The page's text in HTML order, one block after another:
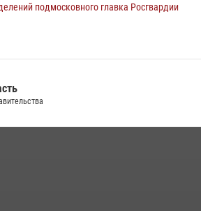
подмосковного главка Росгвардии
дома охотничьим карабином (видео)